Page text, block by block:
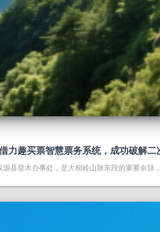
力趣买票智慧票务系统，成功破解
源县皇木办事处，是大相岭山脉东段的重要余脉